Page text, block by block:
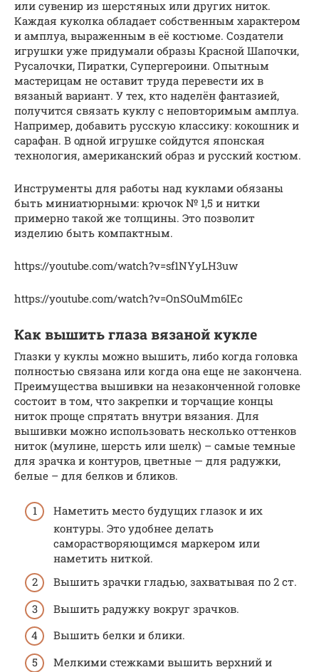
или сувенир из шерстяных или других ниток.
Каждая куколка обладает собственным характером
и амплуа, выраженным в её костюме. Создатели
игрушки уже придумали образы Красной Шапочки,
Русалочки, Пиратки, Супергероини. Опытным
мастерицам не оставит труда перевести их в
вязаный вариант. У тех, кто наделён фантазией,
получится связать куклу с неповторимым амплуа.
Например, добавить русскую классику: кокошник и
сарафан. В одной игрушке сойдутся японская
технология, американский образ и русский костюм.
Инструменты для работы над куклами обязаны
быть миниатюрными: крючок № 1,5 и нитки
примерно такой же толщины. Это позволит
изделию быть компактным.
https://youtube.com/watch?v=sf1NYyLH3uw
https://youtube.com/watch?v=OnSOuMm6IEc
Как вышить глаза вязаной кукле
Глазки у куклы можно вышить, либо когда головка
полностью связана или когда она еще не закончена.
Преимущества вышивки на незаконченной головке
состоит в том, что закрепки и торчащие концы
ниток проще спрятать внутри вязания. Для
вышивки можно использовать несколько оттенков
ниток (мулине, шерсть или шелк) – самые темные
для зрачка и контуров, цветные — для радужки,
белые – для белков и бликов.
Наметить место будущих глазок и их
контуры. Это удобнее делать
саморастворяющимся маркером или
наметить ниткой.
Вышить зрачки гладью, захватывая по 2 ст.
Вышить радужку вокруг зрачков.
Вышить белки и блики.
Мелкими стежками вышить верхний и